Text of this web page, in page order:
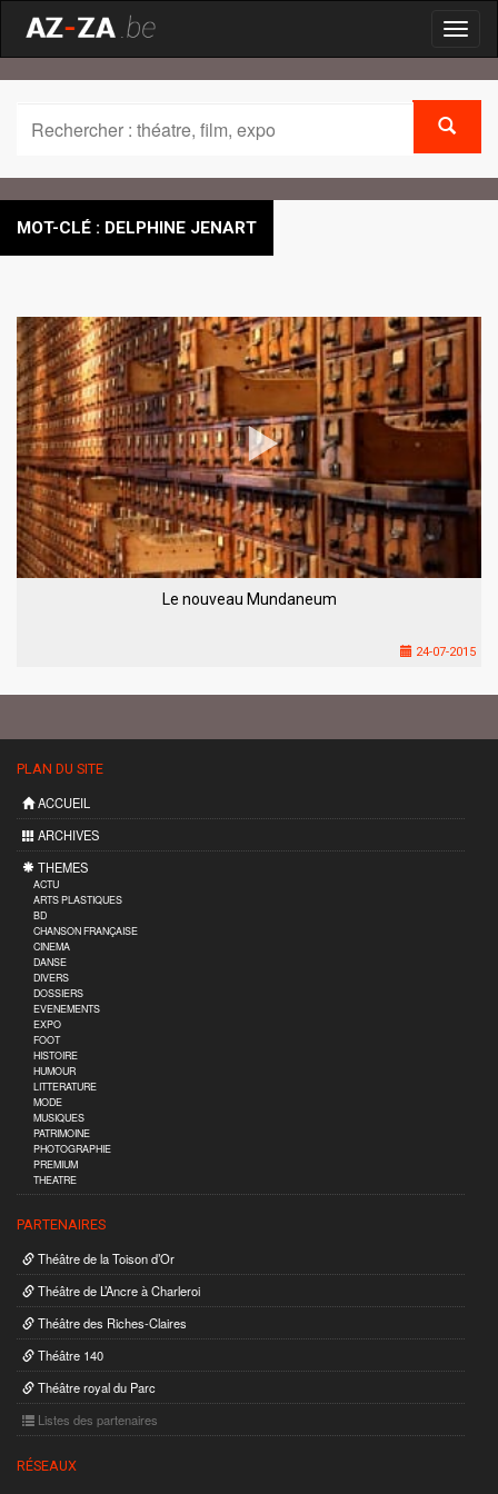
MOT-CLÉ : DELPHINE JENART
Le nouveau Mundaneum
24-07-2015
PLAN DU SITE
ACCUEIL
ARCHIVES
THEMES
ACTU
ARTS PLASTIQUES
BD
CHANSON FRANÇAISE
CINEMA
DANSE
DIVERS
DOSSIERS
EVENEMENTS
EXPO
FOOT
HISTOIRE
HUMOUR
LITTERATURE
MODE
MUSIQUES
PATRIMOINE
PHOTOGRAPHIE
PREMIUM
THEATRE
PARTENAIRES
Théâtre de la Toison d’Or
Théâtre de L’Ancre à Charleroi
Théâtre des Riches-Claires
Théâtre 140
Théâtre royal du Parc
Listes des partenaires
RÉSEAUX